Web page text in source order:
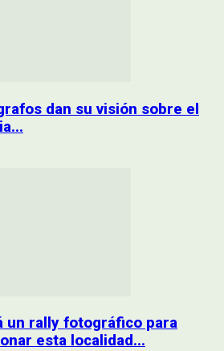
dan su visión sobre el
un rally fotográfico para
esta localidad...